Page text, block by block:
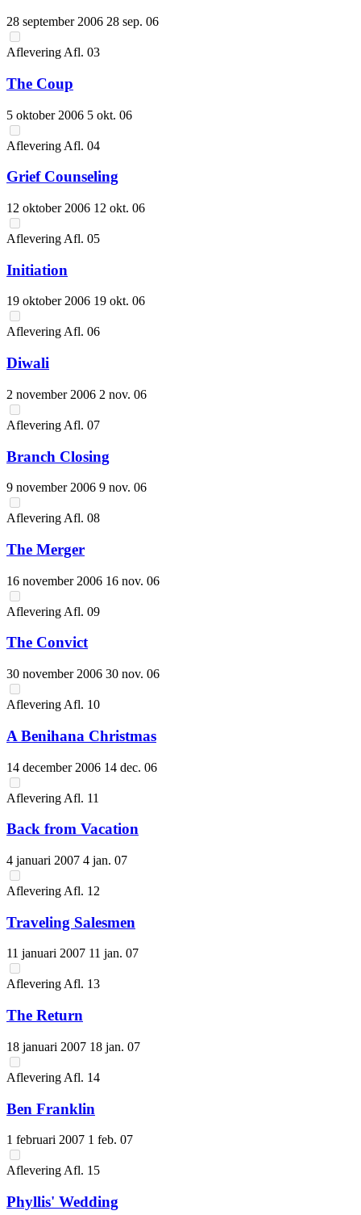
28 september 2006 28 sep. 06
Aflevering Afl. 03
The Coup
5 oktober 2006 5 okt. 06
Aflevering Afl. 04
Grief Counseling
12 oktober 2006 12 okt. 06
Aflevering Afl. 05
Initiation
19 oktober 2006 19 okt. 06
Aflevering Afl. 06
Diwali
2 november 2006 2 nov. 06
Aflevering Afl. 07
Branch Closing
9 november 2006 9 nov. 06
Aflevering Afl. 08
The Merger
16 november 2006 16 nov. 06
Aflevering Afl. 09
The Convict
30 november 2006 30 nov. 06
Aflevering Afl. 10
A Benihana Christmas
14 december 2006 14 dec. 06
Aflevering Afl. 11
Back from Vacation
4 januari 2007 4 jan. 07
Aflevering Afl. 12
Traveling Salesmen
11 januari 2007 11 jan. 07
AfleveringAfl. 13
The Return
18 januari 2007 18 jan. 07
Aflevering Afl. 14
Ben Franklin
1 februari 2007 1 feb. 07
Aflevering Afl. 15
Phyllis' Wedding